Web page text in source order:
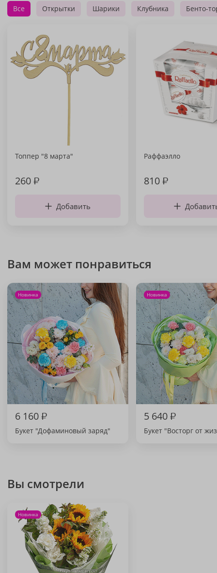
Все Открытки Шарики Клубника Бенто-
Топпер "8 марта"
260₽
Добавить
Раффаэлло
810₽
Вам может понравиться
Новинка
6 160₽
Букет "Дофаминовый заряд"
Новинка
5 640₽
Букет "Восторг от
Вы смотрели
Новинка